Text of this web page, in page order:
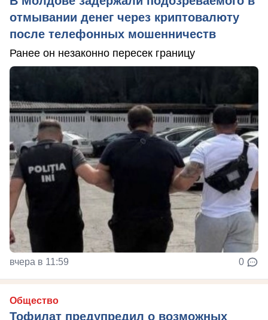
отмывании денег через криптовалюту
после телефонных мошенничеств
Ранее он незаконно пересек границу
вчера в 11:59 0
Общество
Тофилат предупредил о возможных